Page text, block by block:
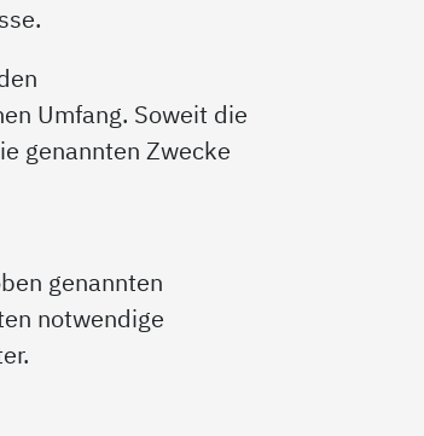
Umfang. Soweit die
genannten Zwecke
genannten
notwendige